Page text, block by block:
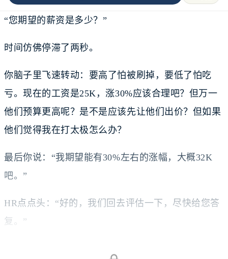
“您期望的薪资是多少？”
时间仿佛停滞了两秒。
你脑子里飞速转动：要高了怕被刷掉，要低了怕吃
亏。现在的工资是25K，涨30%应该合理吧？但万一
他们预算更高呢？是不是应该先让他们出价？但如果
他们觉得我在打太极怎么办？
最后你说：“我期望能有30%左右的涨幅，大概32K
吧。”
HR点点头：“好的，我们回去评估一下，尽快给您答
复。”